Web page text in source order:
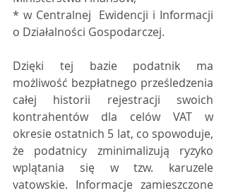
* w Centralnej  Ewidencji i Informacji
o Działalności Gospodarczej.
Dzięki tej bazie podatnik ma
możliwość bezpłatnego prześledzenia
całej historii rejestracji swoich
kontrahentów dla celów VAT w
okresie ostatnich 5 lat, co spowoduje,
że podatnicy zminimalizują ryzyko
wplątania się w tzw. karuzele
vatowskie. Informacje zamieszczone